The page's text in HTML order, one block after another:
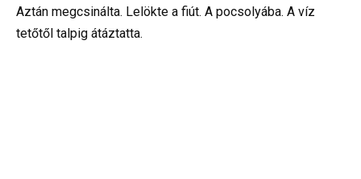
Aztán megcsinálta. Lelökte a fiút. A pocsolyába. A víz
tetőtől talpig átáztatta.